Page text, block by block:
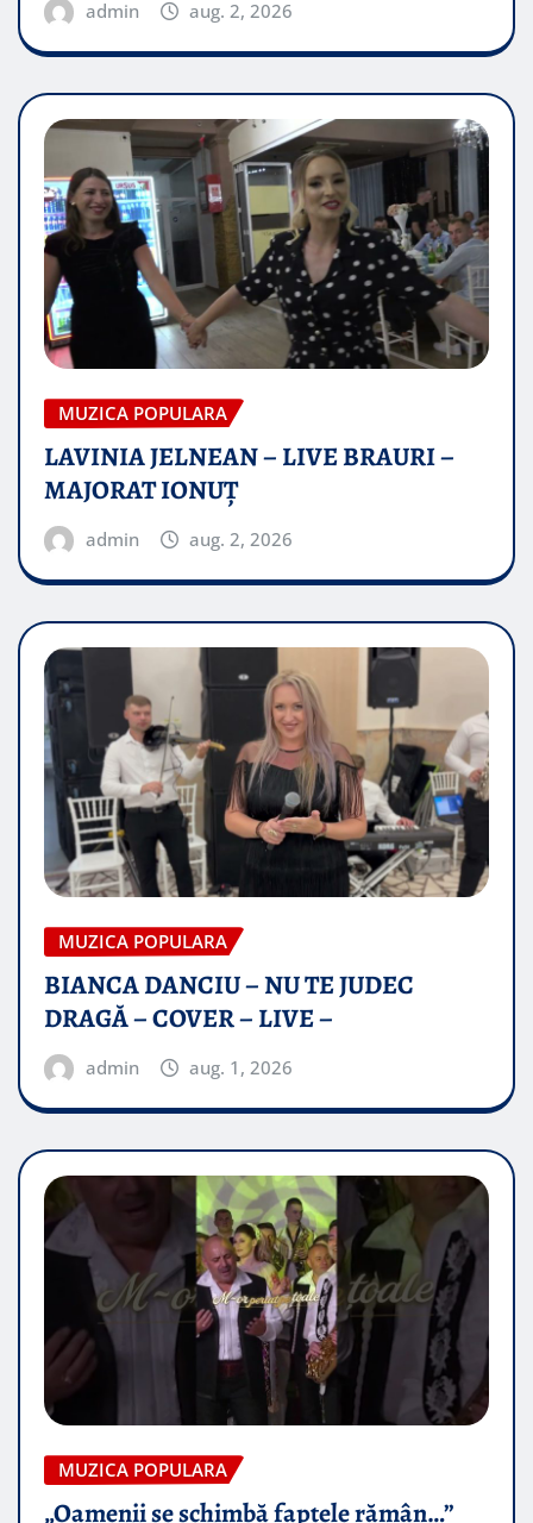
admin aug. 2, 2026
MUZICA POPULARA
LAVINIA JELNEAN – LIVE BRAURI –
MAJORAT IONUŢ
admin aug. 2, 2026
MUZICA POPULARA
BIANCA DANCIU – NU TE JUDEC
DRAGĂ – COVER – LIVE –
admin aug. 1, 2026
MUZICA POPULARA
„Oamenii se schimbă faptele rămân…”